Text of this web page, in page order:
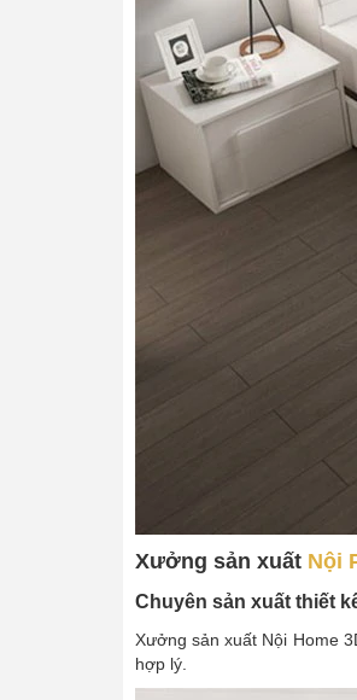
Xưởng sản xuất Nội
Chuyên sản xuất thiết
Xưởng sản xuất Nội Home
hợp lý.